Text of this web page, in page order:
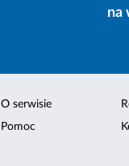
na
O serwisie
Pomoc